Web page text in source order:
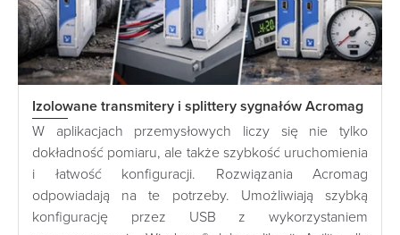
Izolowane transmitery i splittery sygnałów Acromag
W aplikacjach przemysłowych liczy się nie tylko
dokładność pomiaru, ale także szybkość uruchomienia
i łatwość konfiguracji. Rozwiązania Acromag
odpowiadają na te potrzeby. Umożliwiają szybką
konfigurację przez USB z wykorzystaniem